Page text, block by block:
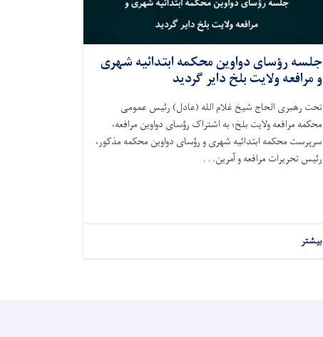
جلسه رؤسای دواوین محکمه ابتدائیه شهری
و مرافعه ولایت بلخ داير گردید
تحت رهبری الحاج شیخ غلام الله (عادل) رئیس عمومی
محکمه مرافعه ولایت بلخ؛ به اشتراک رؤسای دواوین مرافعه،
سرپرست محکمه ابتدائیه شهری و رؤسای دواوین محکمه مذکور،
رئیس تحریرات مرافعه و آمرین. . .
بیشتر